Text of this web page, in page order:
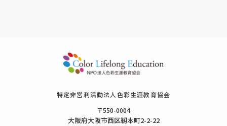
特定⾮営利活動法⼈⾊彩⽣涯教育協会
〒550-0004
⼤阪府⼤阪市⻄区靱本町2-2-22